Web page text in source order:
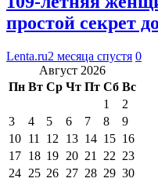
простой секрет
Lenta.ru2 месяца спустя 0
Август 2026
Пн Вт Ср Чт Пт Сб Вс
1
2
3
4 5 6 7 8
9
10 11 12 13 14 15 16
17 18 19 20 21 22 23
24 25 26 27 28 29 30